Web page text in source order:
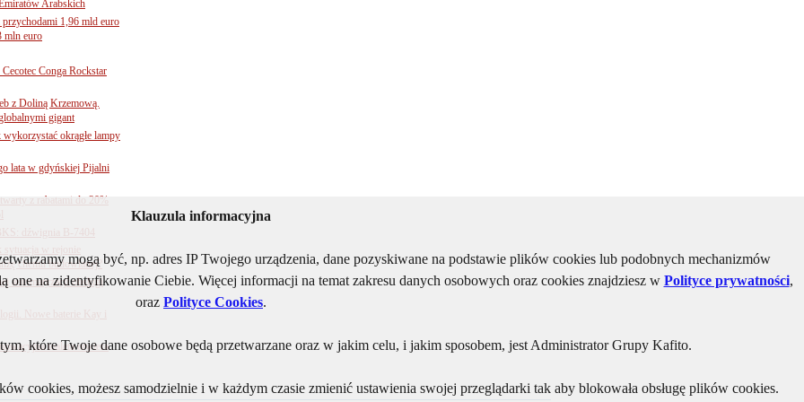
Arabskich
1,96 mld euro
mln euro
Conga Rockstar
z Doliną Krzemową.
gigant
okrągłe lampy
lata w gdyńskiej Pijalni
z rabatami do 20%
dźwignia B-7404
w rejonie
chemii budowlanej?
automatyzacji obsługi
Nowe baterie Kay i
toaleta otwiera
Klauzula informacyjna
mogą być, np. adres IP Twojego urządzenia, dane pozyskiwane na podstawie plików cookies lub podobnych mechanizmów
na zidentyfikowanie Ciebie. Więcej informacji na temat zakresu danych osobowych oraz cookies znajdziesz w Polityce prywatności,
oraz Polityce Cookies.
które Twoje dane osobowe będą przetwarzane oraz w jakim celu, i jakim sposobem, jest Administrator Grupy Kafito.
cookies, możesz samodzielnie i w każdym czasie zmienić ustawienia swojej przeglądarki tak aby blokowała obsługę plików cookies.